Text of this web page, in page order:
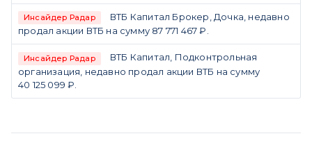
Инсайдер Радар
ВТБ Капитал Брокер, Дочка, недавно
продал акции ВТБ на сумму 87 771 467 ₽.
Инсайдер Радар
ВТБ Капитал, Подконтрольная
организация, недавно продал акции ВТБ на сумму
40 125 099 ₽.